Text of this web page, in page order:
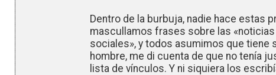
Dentro de la burbuja, nadie hace estas
mascullamos frases sobre las
sociales», y todos asumimos que tiene
hombre, me di cuenta de que no tenía
lista de vínculos. Y ni siquiera los